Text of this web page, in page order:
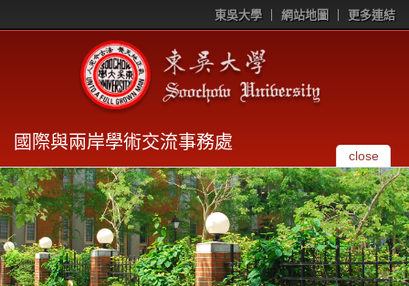
東吳大學 網站地圖 更多連結
國際與兩岸學術交流事務處
close